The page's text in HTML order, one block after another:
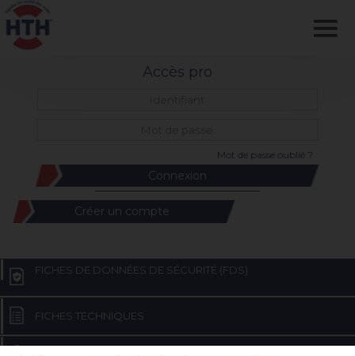
Accès pro
Mot de passe oublié ?
Créer un compte
FICHES DE DONNÉES DE SÉCURITÉ (FDS)
FICHES TECHNIQUES